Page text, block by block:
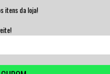
itens da loja!